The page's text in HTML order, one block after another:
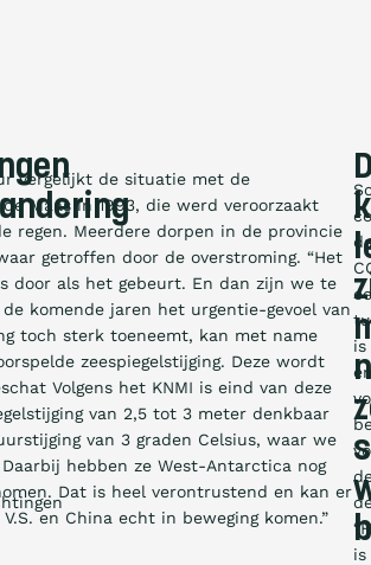
vergelijkt de situatie met de
Maas in 1993, die werd veroorzaakt
regen. Meerdere dorpen in de provincie
getroffen door de overstroming. “Het
door als het gebeurt. En dan zijn we te
komende jaren het urgentie-gevoel van
toch sterk toeneemt, kan met name
zeespiegelstijging. Deze wordt
Volgens het KNMI is eind van deze
van 2,5 tot 3 meter denkbaar
van 3 graden Celsius, waar we
hebben ze West-Antarctica nog
Dat is heel verontrustend en kan er
en China echt in beweging komen.”
is
is